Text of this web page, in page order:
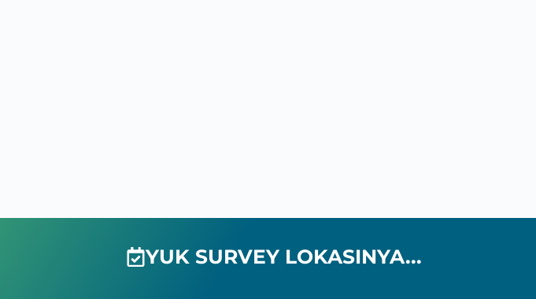
YUK SURVEY LOKASINYA...